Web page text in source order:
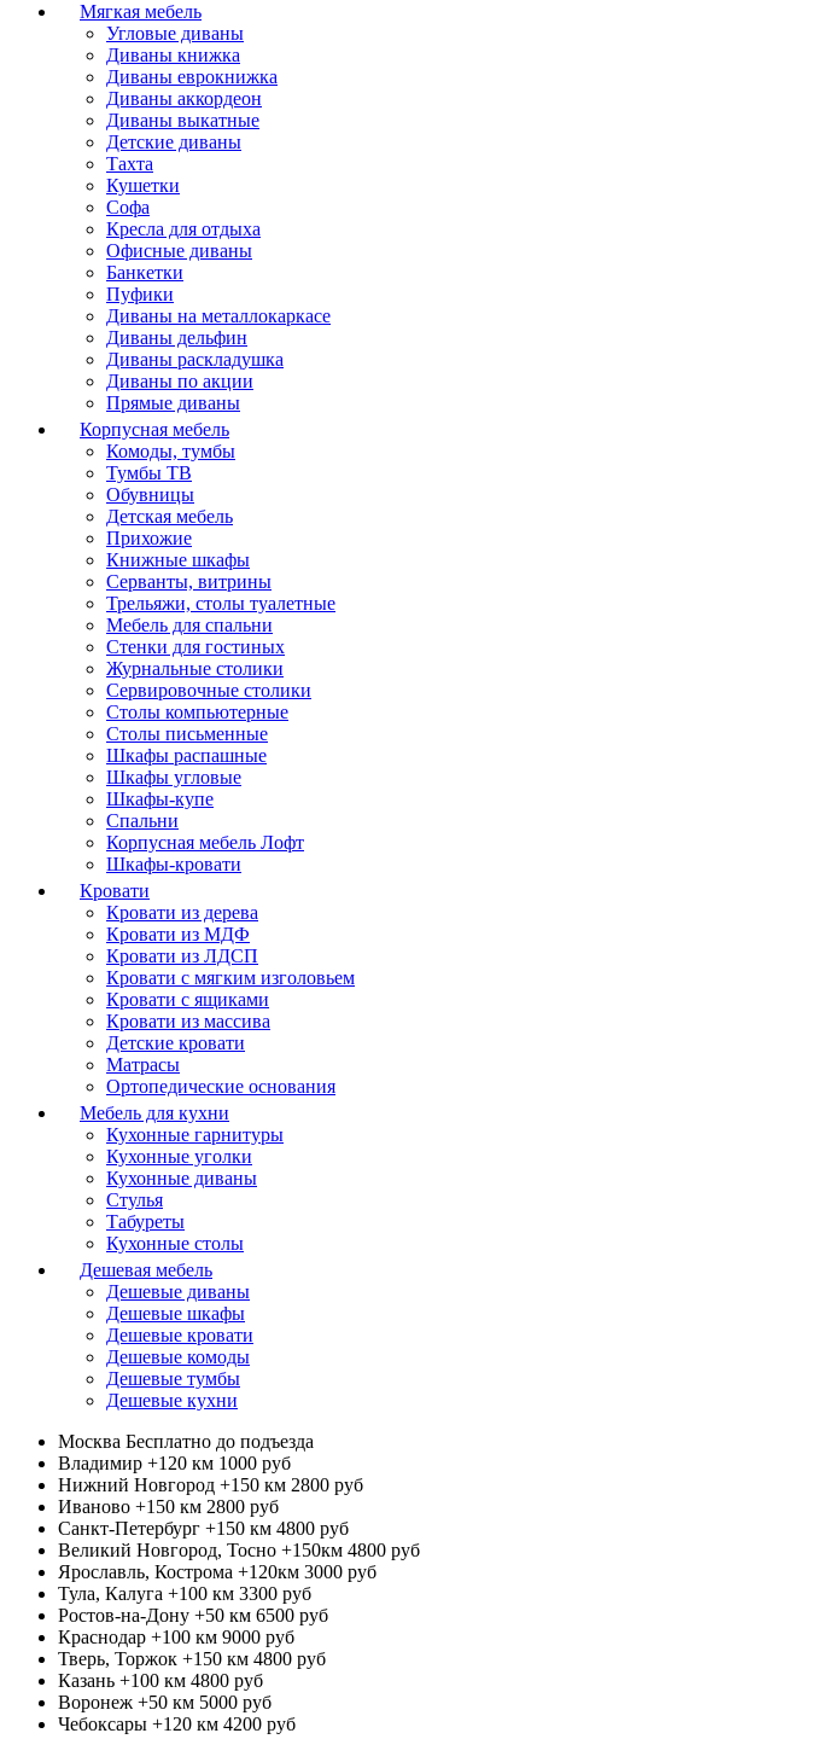
Мягкая мебель
Угловые диваны
Диваны книжка
Диваны еврокнижка
Диваны аккордеон
Диваны выкатные
Детские диваны
Тахта
Кушетки
Софа
Кресла для отдыха
Офисные диваны
Банкетки
Пуфики
Диваны на металлокаркасе
Диваны дельфин
Диваны раскладушка
Диваны по акции
Прямые диваны
Корпусная мебель
Комоды, тумбы
Тумбы ТВ
Обувницы
Детская мебель
Прихожие
Книжные шкафы
Серванты, витрины
Трельяжи, столы туалетные
Мебель для спальни
Стенки для гостиных
Журнальные столики
Сервировочные столики
Столы компьютерные
Столы письменные
Шкафы распашные
Шкафы угловые
Шкафы-купе
Спальни
Корпусная мебель Лофт
Шкафы-кровати
Кровати
Кровати из дерева
Кровати из МДФ
Кровати из ЛДСП
Кровати с мягким изголовьем
Кровати с ящиками
Кровати из массива
Детские кровати
Матрасы
Ортопедические основания
Мебель для кухни
Кухонные гарнитуры
Кухонные уголки
Кухонные диваны
Стулья
Табуреты
Кухонные столы
Дешевая мебель
Дешевые диваны
Дешевые шкафы
Дешевые кровати
Дешевые комоды
Дешевые тумбы
Дешевые кухни
Москва Бесплатно до подъезда
Владимир +120 км 1000 руб
Нижний Новгород +150 км 2800 руб
Иваново +150 км 2800 руб
Санкт-Петербург +150 км 4800 руб
Великий Новгород, Тосно +150км 4800 руб
Ярославль, Кострома +120км 3000 руб
Тула, Калуга +100 км 3300 руб
Ростов-на-Дону +50 км 6500 руб
Краснодар +100 км 9000 руб
Тверь, Торжок +150 км 4800 руб
Казань +100 км 4800 руб
Воронеж +50 км 5000 руб
Чебоксары +120 км 4200 руб